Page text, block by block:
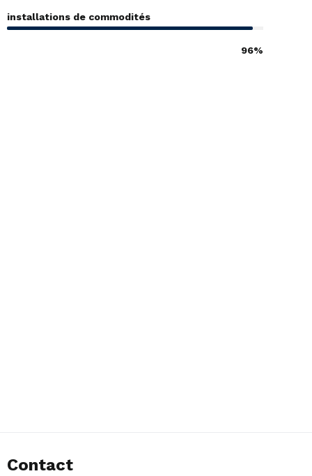
installations de commodités
96%
Contact